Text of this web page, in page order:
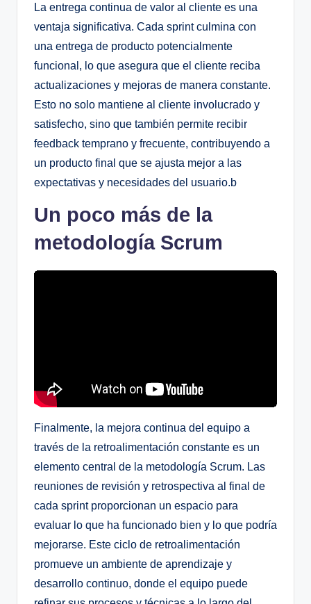
La entrega continua de valor al cliente es una
ventaja significativa. Cada sprint culmina con
una entrega de producto potencialmente
funcional, lo que asegura que el cliente reciba
actualizaciones y mejoras de manera constante.
Esto no solo mantiene al cliente involucrado y
satisfecho, sino que también permite recibir
feedback temprano y frecuente, contribuyendo a
un producto final que se ajusta mejor a las
expectativas y necesidades del usuario.b
Un poco más de la
metodología Scrum
Finalmente, la mejora continua del equipo a
través de la retroalimentación constante es un
elemento central de la metodología Scrum. Las
reuniones de revisión y retrospectiva al final de
cada sprint proporcionan un espacio para
evaluar lo que ha funcionado bien y lo que podría
mejorarse. Este ciclo de retroalimentación
promueve un ambiente de aprendizaje y
desarrollo continuo, donde el equipo puede